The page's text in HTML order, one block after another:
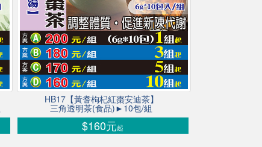
HB17【黃耆枸杞紅棗安迪茶】
三角透明茶(食品)►10包/組
$160元起